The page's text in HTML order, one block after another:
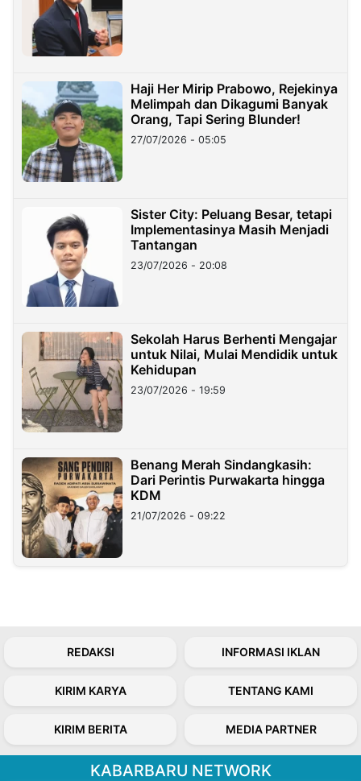
Haji Her Mirip Prabowo, Rejekinya
Melimpah dan Dikagumi Banyak
Orang, Tapi Sering Blunder!
27/07/2026 - 05:05
Sister City: Peluang Besar, tetapi
Implementasinya Masih Menjadi
Tantangan
23/07/2026 - 20:08
Sekolah Harus Berhenti Mengajar
untuk Nilai, Mulai Mendidik untuk
Kehidupan
23/07/2026 - 19:59
Benang Merah Sindangkasih:
Dari Perintis Purwakarta hingga
KDM
21/07/2026 - 09:22
REDAKSI INFORMASI IKLAN
KIRIM KARYA TENTANG KAMI
KIRIM BERITA MEDIA PARTNER
KABARBARU NETWORK